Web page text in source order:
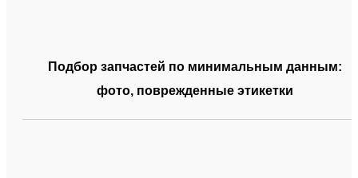
Подбор запчастей по минимальным данным:
фото, поврежденные этикетки